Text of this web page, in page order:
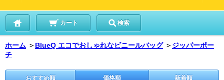
カート 検索
ホーム ＞ BlueQ エコでおしゃれなビニールバッグ ＞ ジッパーポー
チ
おすすめ順 価格順 新着順